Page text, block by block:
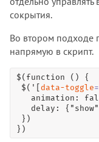
сокрытия.
Во втором подходе
напрямую в скрипт.
$(function () {
$('[ data-toggle=
animation:
delay:
})
})